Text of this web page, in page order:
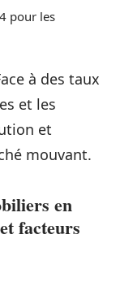
pour les
à des taux
et les
et
mouvant.
en
facteurs